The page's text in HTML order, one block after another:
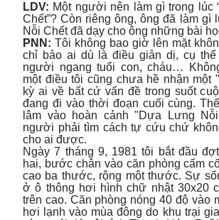
LDV: Một người nên làm gì trong lúc
Chết”? Còn riêng ông, ông đã làm gì
Nỗi Chết đã dạy cho ông những bài
PNN: Tôi không bao giờ lên mặt
chỉ bảo ai dù là điều giản dị, cụ
người ngang tuổi con, cháu…
một điều tôi cũng chưa hề nhận một
kỳ ai về bất cứ vấn đề trong suốt
đang đi vào thời đoạn cuối cùng.
lâm vào hoàn cảnh "Dựa Lưng
người phải tìm cách tự cứu chứ
cho ai được.
Ngày 7 tháng 9, 1981 tôi bắt đầu
hai, bước chân vào căn phòng cấm
cao ba thước, rộng một thước. Sự
ở ô thông hơi hình chữ nhật 30x20
trên cao. Căn phòng nóng 40 độ vào
hơi lạnh vào mùa đông do khu trại